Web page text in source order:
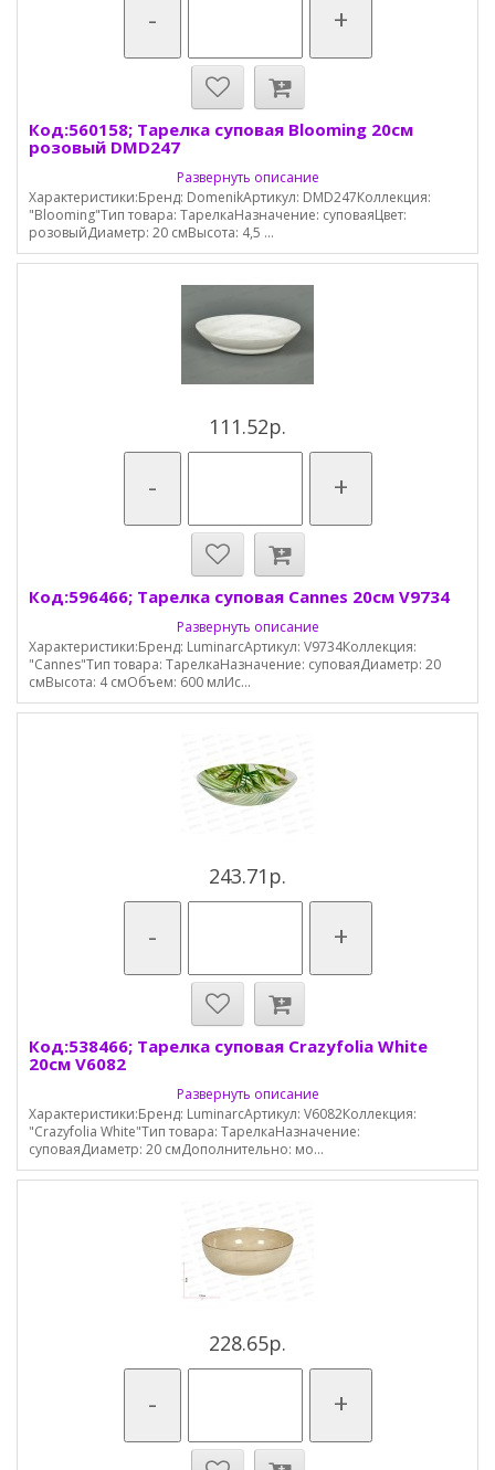
- +
Код:560158; Тарелка суповая Blooming 20см
розовый DMD247
Развернуть описание
Характеристики:Бренд: DomenikАртикул: DMD247Коллекция:
"Blooming"Тип товара: ТарелкаНазначение: суповаяЦвет:
розовыйДиаметр: 20 смВысота: 4,5 ...
111.52р.
- +
Код:596466; Тарелка суповая Cannes 20см V9734
Развернуть описание
Характеристики:Бренд: LuminarcАртикул: V9734Коллекция:
"Cannes"Тип товара: ТарелкаНазначение: суповаяДиаметр: 20
смВысота: 4 смОбъем: 600 млИс...
243.71р.
- +
Код:538466; Тарелка суповая Crazyfolia White
20см V6082
Развернуть описание
Характеристики:Бренд: LuminarcАртикул: V6082Коллекция:
"Crazyfolia White"Тип товара: ТарелкаНазначение:
суповаяДиаметр: 20 смДополнительно: мо...
228.65р.
- +